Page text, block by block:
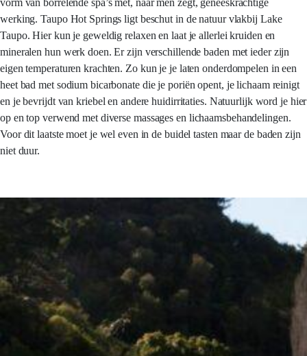
vorm van borrelende spa’s met, naar men zegt, geneeskrachtige
werking. Taupo Hot Springs ligt beschut in de natuur vlakbij Lake
Taupo. Hier kun je geweldig relaxen en laat je allerlei kruiden en
mineralen hun werk doen. Er zijn verschillende baden met ieder zijn
eigen temperaturen krachten. Zo kun je je laten onderdompelen in een
heet bad met sodium bicarbonate die je poriën opent, je lichaam reinigt
en je bevrijdt van kriebel en andere huidirritaties. Natuurlijk word je hier
op en top verwend met diverse massages en lichaamsbehandelingen.
Voor dit laatste moet je wel even in de buidel tasten maar de baden zijn
niet duur.